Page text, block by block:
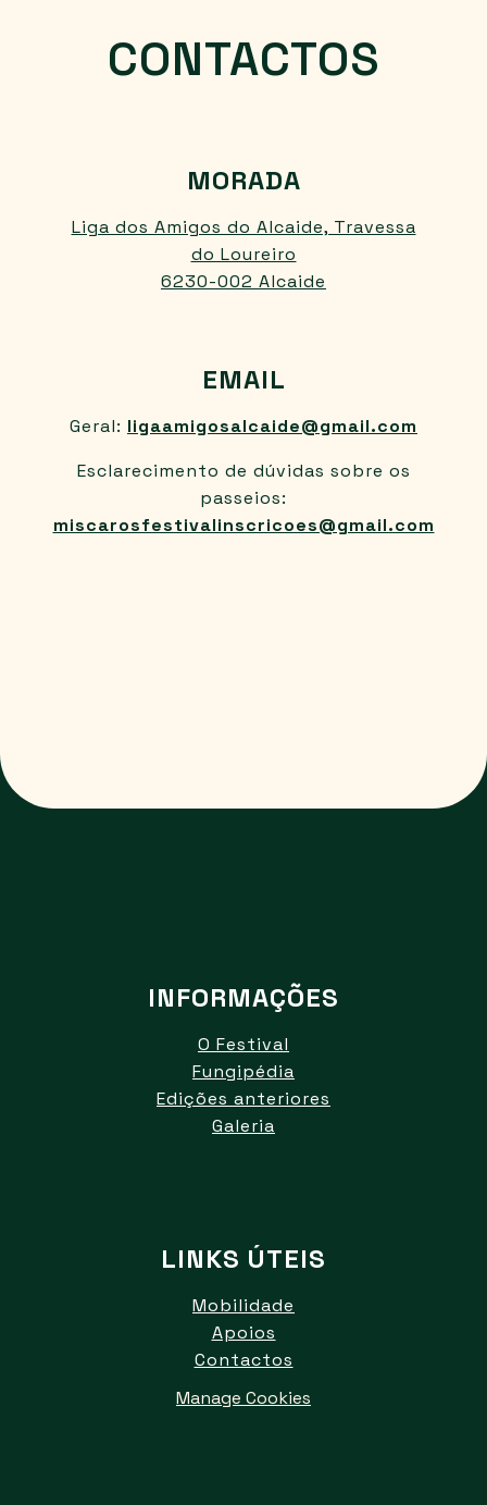
CONTACTOS
MORADA
Liga dos Amigos do Alcaide, Travessa
do Loureiro
6230-002 Alcaide
EMAIL
Geral: ligaamigosalcaide@gmail.com
Esclarecimento de dúvidas sobre os
passeios:
miscarosfestivalinscricoes@gmail.com
INFORMAÇÕES
O Festival
Fungipédia
Edições anteriores
Galeria
LINKS ÚTEIS
Mobilidade
Apoios
Contactos
Manage Cookies